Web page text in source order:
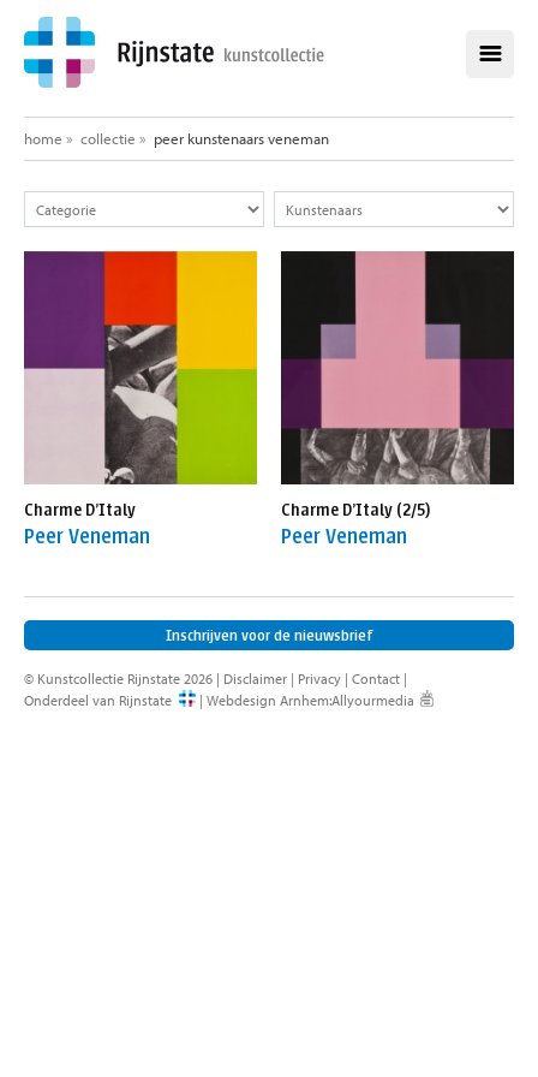
home
alle werken
aankopen
over de kunstcollectie
healing environment
exposities
nieuws
home » collectie » peer kunstenaars veneman
Charme D’Italy
Peer Veneman
Charme D’Italy (2/5)
Peer Veneman
Inschrijven voor de nieuwsbrief
© Kunstcollectie Rijnstate 2026 | Disclaimer | Privacy | Contact |
Onderdeel van Rijnstate
| Webdesign Arnhem:Allyourmedia